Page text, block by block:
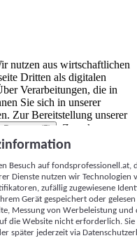
nutzen aus wirtschaftlichen
Dritten als digitalen
Verarbeitungen, die in
Sie sich in unserer
Zur Bereitstellung unserer
Partnern (5)
. Zwecke:
von Werbeleistung
Zielgruppenforschung.
Kennungen (z. B. login-
Kennungen,
mit anderen
usw.) auf
ausgelesen werden, um es
App oder einer Webseite
Besuch auf
Dienste nutzen wir Technologien
zufällig zugewiesene
Gerät gespeichert oder
Messung von Werbeleistung
die Website nicht erforderlich.
später jederzeit via